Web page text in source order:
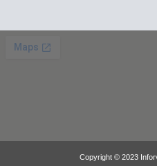
Copyright © 2023